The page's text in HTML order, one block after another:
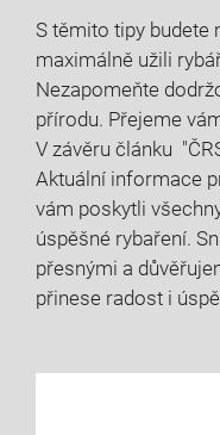
S⁢ těmito tipy budete
maximálně užili
‌Nezapomeňte
přírodu. Přejeme
⁢V závěru článku
‍Aktuální informace
vám ⁢poskytli
úspěšné rybaření.
přesnými a
přinese radost i